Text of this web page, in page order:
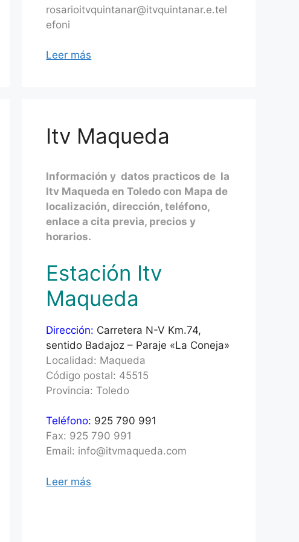
rosarioitvquintanar@itvquintanar.e.tel
efoni
Leer más
Itv Maqueda
Información y datos practicos de la
Itv Maqueda en Toledo con Mapa de
localización, dirección, teléfono,
enlace a cita previa, precios y
horarios.
Estación Itv
Maqueda
Dirección: Carretera N-V Km.74,
sentido Badajoz – Paraje «La Coneja»
Localidad: Maqueda
Código postal: 45515
Provincia: Toledo
Teléfono: 925 790 991
Fax: 925 790 991
Email: info@itvmaqueda.com
Leer más